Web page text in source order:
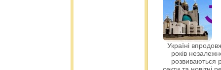
Україні
років
розвиваються